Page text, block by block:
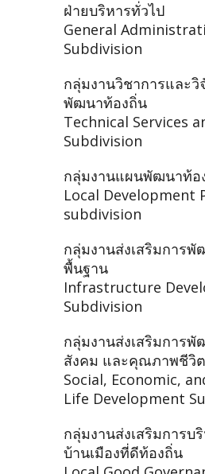
ฝ่ายบริหารทั่วไป
General
Subdivision
กลุ่มงานวิชาการและวิ
พัฒนาท้องถิ่น
Technical Services
Subdivision
กลุ่มงานแผนพัฒนาท้อ
Local Development
subdivision
กลุ่มงานส่งเสริมการพั
พื้นฐาน
Infrastructure
Subdivision
กลุ่มงานส่งเสริมการพั
สังคม และคุณภาพชีวิต
Social, Economic,
Life Development
กลุ่มงานส่งเสริมการบ
บ้านเมืองที่ดีท้องถิ่น